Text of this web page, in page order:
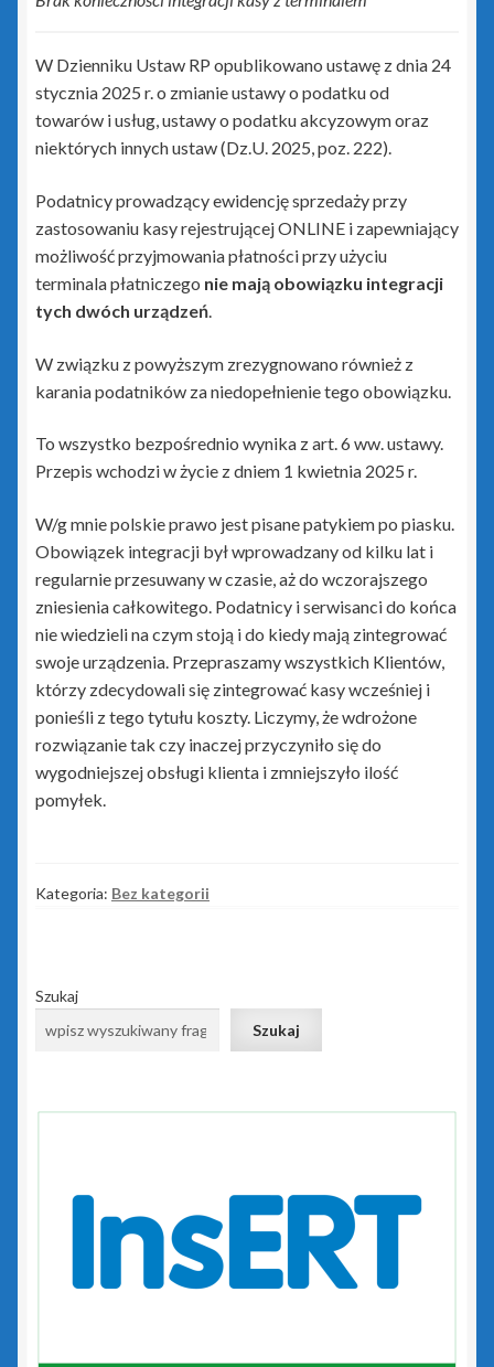
Sfera dla Gestora GT
Sfera dla Gratyfikanta GT
Sfera dla Subiekta GT
Subiekt GT
Subiekt GT Sfera
Subiekt123
zielony PLUS dla InsERT GT
Insert Nexo i Nexo Pro
Biuro Nexo
Gestor Nexo
Gestor Nexo Pro
Portal Biura
Rachmistrz Nexo Pro
Rewizor Nexo Pro
Sello nx
W Dzienniku Ustaw RP opublikowano ustawę z dnia 24
stycznia 2025 r. o zmianie ustawy o podatku od
towarów i usług, ustawy o podatku akcyzowym oraz
niektórych innych ustaw (Dz.U. 2025, poz. 222).
Podatnicy prowadzący ewidencję sprzedaży przy
zastosowaniu kasy rejestrującej ONLINE i zapewniający
możliwość przyjmowania płatności przy użyciu
terminala płatniczego nie mają obowiązku integracji
tych dwóch urządzeń.
W związku z powyższym zrezygnowano również z
karania podatników za niedopełnienie tego obowiązku.
To wszystko bezpośrednio wynika z art. 6 ww. ustawy.
Przepis wchodzi w życie z dniem 1 kwietnia 2025 r.
W/g mnie polskie prawo jest pisane patykiem po piasku.
Obowiązek integracji był wprowadzany od kilku lat i
regularnie przesuwany w czasie, aż do wczorajszego
zniesienia całkowitego. Podatnicy i serwisanci do końca
nie wiedzieli na czym stoją i do kiedy mają zintegrować
swoje urządzenia. Przepraszamy wszystkich Klientów,
którzy zdecydowali się zintegrować kasy wcześniej i
ponieśli z tego tytułu koszty. Liczymy, że wdrożone
rozwiązanie tak czy inaczej przyczyniło się do
wygodniejszej obsługi klienta i zmniejszyło ilość
pomyłek.
Kategoria: Bez kategorii
Szukaj
Szukaj